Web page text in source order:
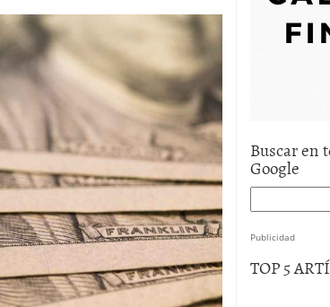
predicciones y avances
Buscar en
Google
Publicidad
TOP 5